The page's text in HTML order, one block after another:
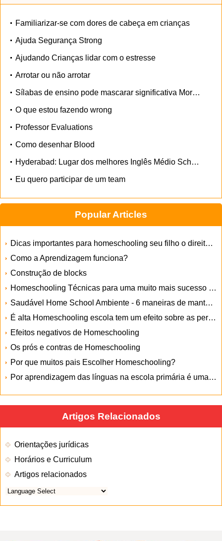
Familiarizar-se com dores de cabeça em crianças
Ajuda Segurança Strong
Ajudando Crianças lidar com o estresse
Arrotar ou não arrotar
Sílabas de ensino pode mascarar significativa Morphemes
O que estou fazendo wrong
Professor Evaluations
Como desenhar Blood
Hyderabad: Lugar dos melhores Inglês Médio School
Eu quero participar de um team
Popular Articles
Dicas importantes para homeschooling seu filho o direito Way
Como a Aprendizagem funciona?
Construção de blocks
Homeschooling Técnicas para uma muito mais sucesso Futuro
Saudável Home School Ambiente - 6 maneiras de manter a sua casa Escola Healthier
É alta Homeschooling escola tem um efeito sobre as perspectivas de seus filhos?
Efeitos negativos de Homeschooling
Os prós e contras de Homeschooling
Por que muitos pais Escolher Homeschooling?
Por aprendizagem das línguas na escola primária é uma boa idéia
Artigos Relacionados
Orientações jurídicas
Horários e Curriculum
Artigos relacionados